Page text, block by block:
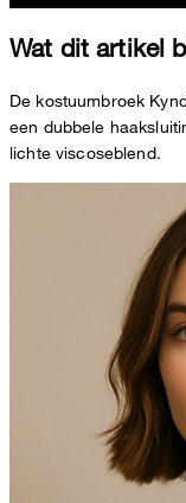
Wat dit artikel
De kostuumbroek
een dubbele
lichte viscoseblend.